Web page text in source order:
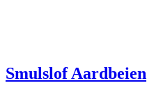
Smulslof Aardbeien